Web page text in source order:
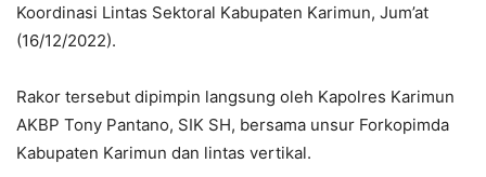
Koordinasi Lintas Sektoral Kabupaten Karimun, Jum’at
(16/12/2022).
Rakor tersebut dipimpin langsung oleh Kapolres Karimun
AKBP Tony Pantano, SIK SH, bersama unsur Forkopimda
Kabupaten Karimun dan lintas vertikal.